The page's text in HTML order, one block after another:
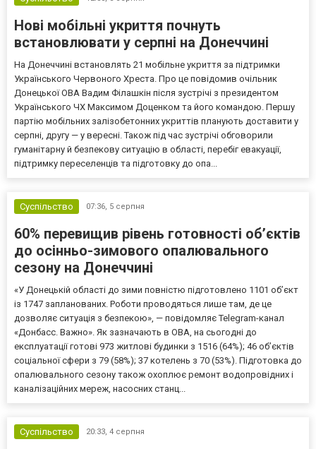
Нові мобільні укриття почнуть
встановлювати у серпні на Донеччині
На Донеччині встановлять 21 мобільне укриття за підтримки
Українського Червоного Хреста. Про це повідомив очільник
Донецької ОВА Вадим Філашкін після зустрічі з президентом
Українського ЧХ Максимом Доценком та його командою. Першу
партію мобільних залізобетонних укриттів планують доставити у
серпні, другу — у вересні. Також під час зустрічі обговорили
гуманітарну й безпекову ситуацію в області, перебіг евакуації,
підтримку переселенців та підготовку до опа...
Суспільство 07:36, 5 серпня
60% перевищив рівень готовності об’єктів
до осінньо-зимового опалювального
сезону на Донеччині
«У Донецькій області до зими повністю підготовлено 1101 об’єкт
із 1747 запланованих. Роботи проводяться лише там, де це
дозволяє ситуація з безпекою», — повідомляє Telegram-канал
«Донбасс. Важно». Як зазначають в ОВА, на сьогодні до
експлуатації готові 973 житлові будинки з 1516 (64%); 46 об’єктів
соціальної сфери з 79 (58%); 37 котелень з 70 (53%). Підготовка до
опалювального сезону також охоплює ремонт водопровідних і
каналізаційних мереж, насосних станц...
Суспільство 20:33, 4 серпня